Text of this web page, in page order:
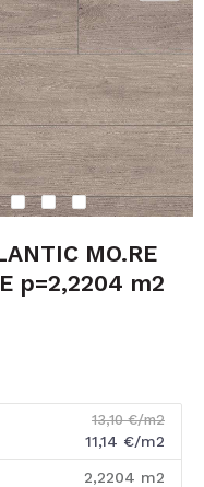
7 8 9
MO.RE
p=2,2204 m2
13,10 €/m2
11,14 €/m2
2,2204 m2